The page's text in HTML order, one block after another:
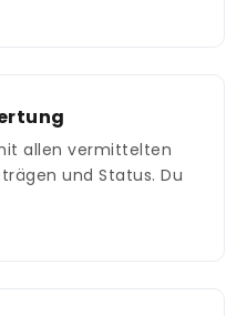
allen vermittelten
und Status. Du